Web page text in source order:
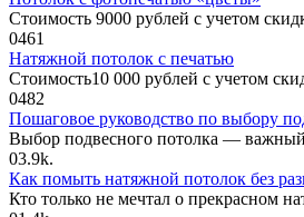
Стоимость 9000 рублей с учетом
0461
Натяжной потолок с печатью
Стоимость10 000 рублей с учетом
0482
Пошаговое руководство по выбору
Выбор подвесного потолка —
03.9k.
Как помыть натяжной потолок без
Кто только не мечтал о прекрасном